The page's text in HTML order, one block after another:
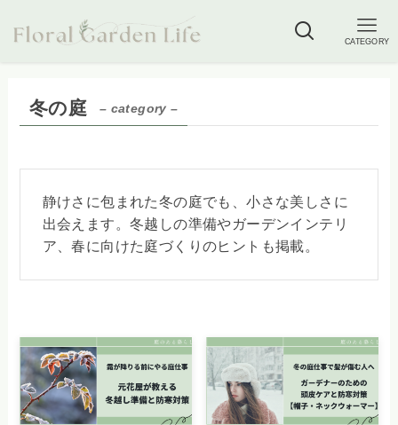
CATEGORY
冬の庭 – category –
静けさに包まれた冬の庭でも、小さな美しさに
出会えます。冬越しの準備やガーデンインテリ
ア、春に向けた庭づくりのヒントも掲載。